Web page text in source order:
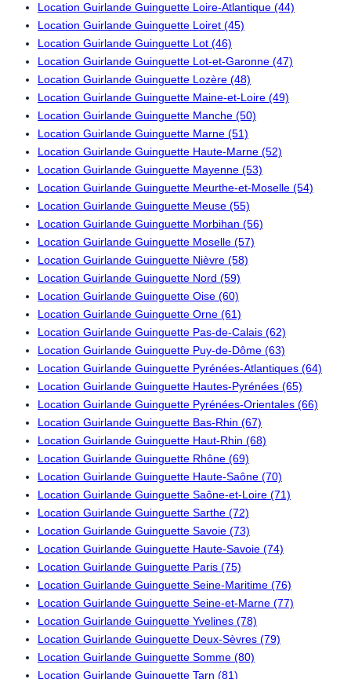
Location Guirlande Guinguette Loire-Atlantique (44)
Location Guirlande Guinguette Loiret (45)
Location Guirlande Guinguette Lot (46)
Location Guirlande Guinguette Lot-et-Garonne (47)
Location Guirlande Guinguette Lozère (48)
Location Guirlande Guinguette Maine-et-Loire (49)
Location Guirlande Guinguette Manche (50)
Location Guirlande Guinguette Marne (51)
Location Guirlande Guinguette Haute-Marne (52)
Location Guirlande Guinguette Mayenne (53)
Location Guirlande Guinguette Meurthe-et-Moselle (54)
Location Guirlande Guinguette Meuse (55)
Location Guirlande Guinguette Morbihan (56)
Location Guirlande Guinguette Moselle (57)
Location Guirlande Guinguette Nièvre (58)
Location Guirlande Guinguette Nord (59)
Location Guirlande Guinguette Oise (60)
Location Guirlande Guinguette Orne (61)
Location Guirlande Guinguette Pas-de-Calais (62)
Location Guirlande Guinguette Puy-de-Dôme (63)
Location Guirlande Guinguette Pyrénées-Atlantiques (64)
Location Guirlande Guinguette Hautes-Pyrénées (65)
Location Guirlande Guinguette Pyrénées-Orientales (66)
Location Guirlande Guinguette Bas-Rhin (67)
Location Guirlande Guinguette Haut-Rhin (68)
Location Guirlande Guinguette Rhône (69)
Location Guirlande Guinguette Haute-Saône (70)
Location Guirlande Guinguette Saône-et-Loire (71)
Location Guirlande Guinguette Sarthe (72)
Location Guirlande Guinguette Savoie (73)
Location Guirlande Guinguette Haute-Savoie (74)
Location Guirlande Guinguette Paris (75)
Location Guirlande Guinguette Seine-Maritime (76)
Location Guirlande Guinguette Seine-et-Marne (77)
Location Guirlande Guinguette Yvelines (78)
Location Guirlande Guinguette Deux-Sèvres (79)
Location Guirlande Guinguette Somme (80)
Location Guirlande Guinguette Tarn (81)